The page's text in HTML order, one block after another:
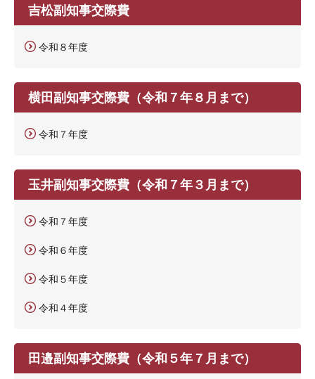
吉松副知事交際費
令和８年度
横田副知事交際費（令和７年８月まで）
令和７年度
玉井副知事交際費（令和７年３月まで）
令和７年度
令和６年度
令和５年度
令和４年度
田邉副知事交際費（令和５年７月まで）